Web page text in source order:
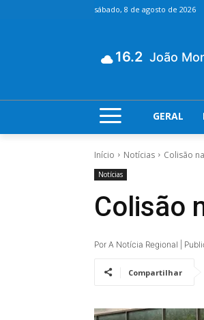
sábado, 8 de agosto de 2026
16.2 João
GERAL
Início Notícias Colisão
Notícias
Colisão
Por A Notícia Regional |
Compartilhar